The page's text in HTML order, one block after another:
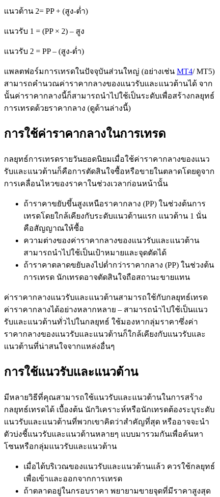
แนวต้าน 2= PP + (สูง-ต่ำ)
แนวรับ 1 = (PP × 2) – สูง
แนวรับ 2 = PP – (สูง-ต่ำ)
แพลตฟอร์มการเทรดในปัจจุบันส่วนใหญ่ (อย่างเช่น MT4/ MT5)
สามารถคำนวณค่าราคากลางของแนวรับและแนวต้านได้ จาก
นั้นค่าราคากลางนี้ก็สามารถนำไปใช้เป็นระดับเพื่อสร้างกลยุทธ์
การเทรดด้วยราคากลาง (ดูด้านล่างนี้)
การใช้ค่าราคากลางในการเทรด
กลยุทธ์การเทรดรายวันยอดนิยมเมื่อใช้ค่าราคากลางของแนว
รับและแนวต้านก็คือการตัดสินใจซื้อหรือขายในตลาดโดยดูจาก
การเคลื่อนไหวของราคาในช่วงเวลาก่อนหน้านั้น
ถ้าราคาขยับขึ้นสูงเหนือราคากลาง (PP) ในช่วงต้นการ
เทรดโดยใกล้เคียงกับระดับแนวต้านแรก แนวต้าน 1 นั่น
คือสัญญาณให้ซื้อ
ความต่างของค่าราคากลางของแนวรับและแนวต้าน
สามารถนำไปใช้เป็นเป้าหมายและจุดตัดได้
ถ้าราคาตลาดขยับลงไปต่ำกว่าราคากลาง (PP) ในช่วงต้น
การเทรด นักเทรดอาจตัดสินใจถือสถานะขายแทน
ค่าราคากลางแนวรับและแนวต้านสามารถใช้กับกลยุทธ์เทรด
ค่าราคากลางได้อย่างหลากหลาย – สามารถนำไปใช้เป็นแนว
รับและแนวต้านทั่วไปในกลยุทธ์ ใช้มองหากลุ่มราคาซึ่งค่า
ราคากลางของแนวรับและแนวต้านก็ใกล้เคียงกับแนวรับและ
แนวต้านที่น่าสนใจจากแหล่งอื่นๆ
การใช้แนวรับและแนวต้าน
มีหลายวิธีที่คุณสามารถใช้แนวรับและแนวต้านในการสร้าง
กลยุทธ์เทรดได้ เบื้องต้น นักวิเคราะห์หรือนักเทรดต้องระบุระดับ
แนวรับและแนวต้านที่พวกเขาคิดว่าสำคัญที่สุด หรืออาจจะนำ
ตัวบ่งชี้แนวรับและแนวต้านหลายๆ แบบมารวมกันเพื่อค้นหา
โซนหรือกลุ่มแนวรับและแนวต้าน
เมื่อได้บริเวณของแนวรับและแนวต้านแล้ว ควรใช้กลยุทธ์
เพื่อเข้าและออกจากการเทรด
ถ้าตลาดอยู่ในกรอบราคา พยายามขายจุดที่มีราคาสูงสุด